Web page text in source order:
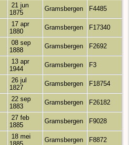
21 jun
1875
Gramsbergen F4485
17 apr
1880
Gramsbergen F17340
08 sep
1888
Gramsbergen F2692
13 apr
1944
Gramsbergen F3
26 jul
1827
Gramsbergen F18754
22 sep
1883
Gramsbergen F26182
27 feb
1885
Gramsbergen F9028
18 mei
Gramsbergen F8872